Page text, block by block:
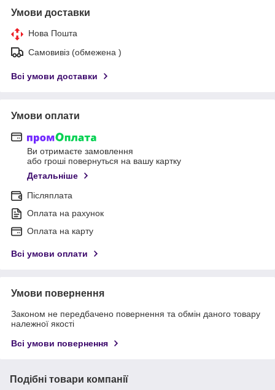
Умови доставки
Нова Пошта
Самовивіз (обмежена )
Всі умови доставки
Умови оплати
Ви отримаєте замовлення
або гроші повернуться на вашу картку
Детальніше
Післяплата
Оплата на рахунок
Оплата на карту
Всі умови оплати
Умови повернення
Законом не передбачено повернення та обмін даного товару
належної якості
Всі умови повернення
Подібні товари компанії